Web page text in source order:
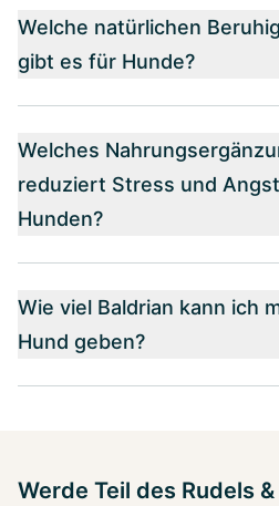
Welche natürlichen
gibt es für Hunde?
Welches
reduziert Stress und
Hunden?
Wie viel Baldrian kann ich
Hund geben?
Werde Teil des Rudels